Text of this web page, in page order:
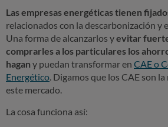
Las empresas energéticas tienen
relacionados con la descarbonización y
Una forma de alcanzarlos yevitar
comprarles a los particulares los
hagan y puedan transformar en CAE o
Energético. Digamos que los CAE son
este mercado.
La cosa funciona así: